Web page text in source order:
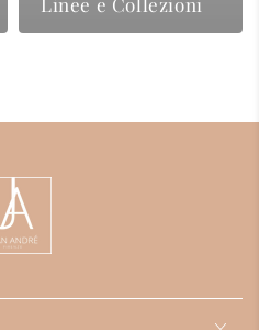
Linee e Collezioni